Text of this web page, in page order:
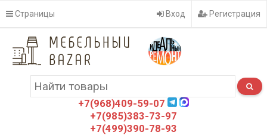
Страницы Вход Регистрация
+7(968)409-59-07
+7(985)383-73-97
+7(499)390-78-93